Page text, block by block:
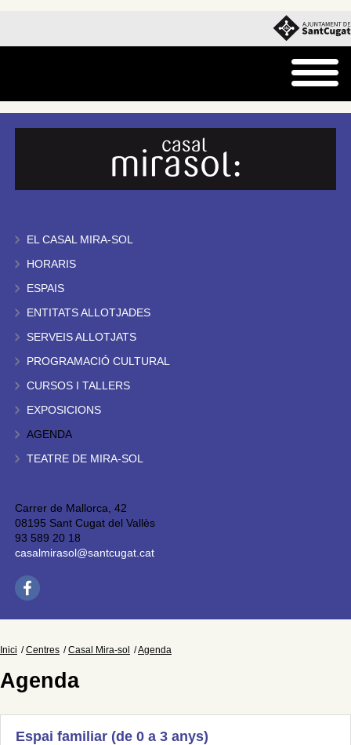
EL CASAL MIRA-SOL
HORARIS
ESPAIS
ENTITATS ALLOTJADES
SERVEIS ALLOTJATS
PROGRAMACIÓ CULTURAL
CURSOS I TALLERS
EXPOSICIONS
AGENDA
TEATRE DE MIRA-SOL
Carrer de Mallorca, 42
08195 Sant Cugat del Vallès
93 589 20 18
casalmirasol@santcugat.cat
Inici Centres Casal Mira-sol Agenda
Agenda
Espai familiar (de 0 a 3 anys)